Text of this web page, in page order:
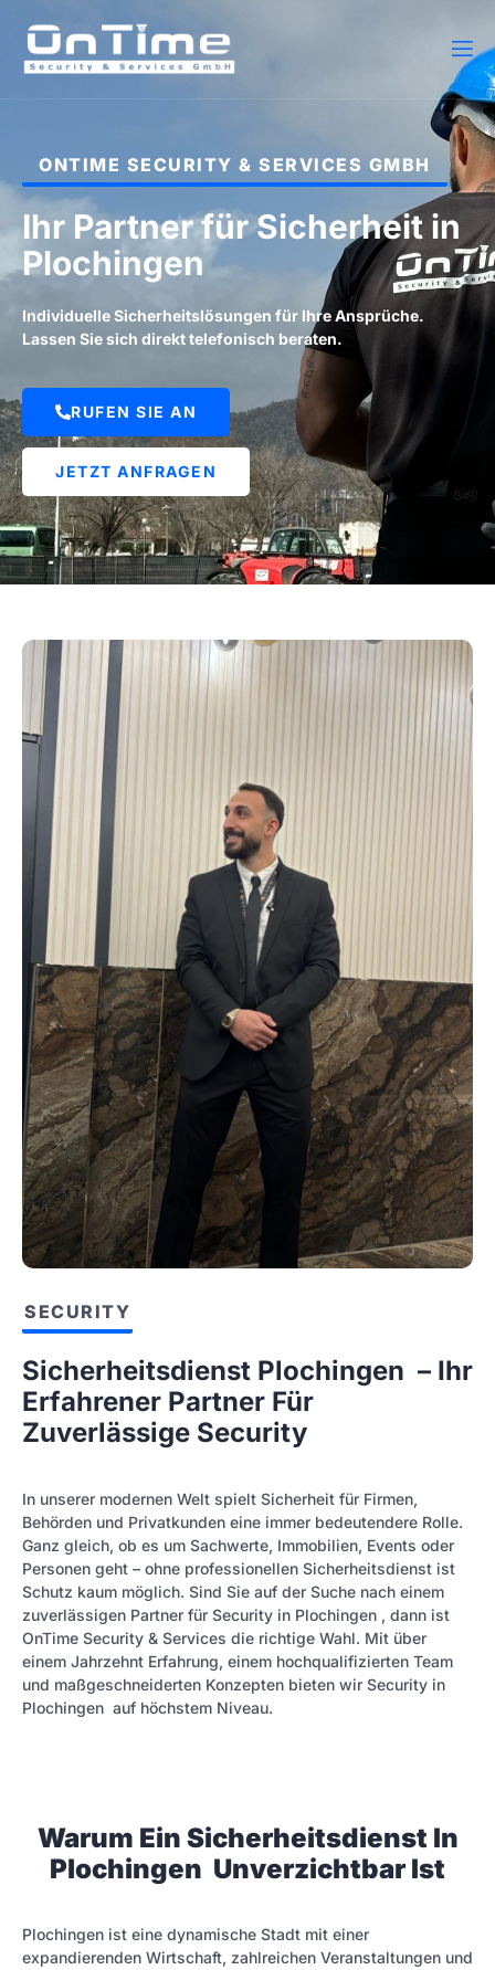
ONTIME SECURITY & SERVICES GMBH
Ihr Partner für Sicherheit in
Plochingen
Individuelle Sicherheitslösungen für Ihre Ansprüche.
Lassen Sie sich direkt telefonisch beraten.
RUFEN SIE AN
JETZT ANFRAGEN
SECURITY
Sicherheitsdienst Plochingen – Ihr
Erfahrener Partner Für
Zuverlässige Security
In unserer modernen Welt spielt Sicherheit für Firmen,
Behörden und Privatkunden eine immer bedeutendere Rolle.
Ganz gleich, ob es um Sachwerte, Immobilien, Events oder
Personen geht – ohne professionellen Sicherheitsdienst ist
Schutz kaum möglich. Sind Sie auf der Suche nach einem
zuverlässigen Partner für Security in Plochingen , dann ist
OnTime Security & Services die richtige Wahl. Mit über
einem Jahrzehnt Erfahrung, einem hochqualifizierten Team
und maßgeschneiderten Konzepten bieten wir Security in
Plochingen auf höchstem Niveau.
Warum Ein Sicherheitsdienst In
Plochingen Unverzichtbar Ist
Plochingen ist eine dynamische Stadt mit einer
expandierenden Wirtschaft, zahlreichen Veranstaltungen und